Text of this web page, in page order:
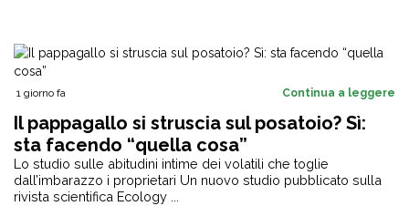
1 giorno fa Continua a leggere
Il pappagallo si struscia sul posatoio? Sì:
sta facendo “quella cosa”
Lo studio sulle abitudini intime dei volatili che toglie
dall’imbarazzo i proprietari Un nuovo studio pubblicato sulla
rivista scientifica Ecology ...